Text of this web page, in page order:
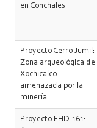
en Conchales
Proyecto Cerro Jumil:
Zona arqueológica de
Xochicalco
amenazada por la
minería
Proyecto FHD-161: